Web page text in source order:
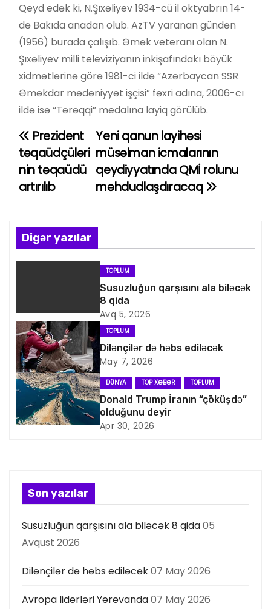
Qeyd edək ki, N.Şıxəliyev 1934-cü il oktyabrın 14-
də Bakıda anadan olub. AzTV yaranan gündən
(1956) burada çalışıb. Əmək veteranı olan N.
Şıxəliyev milli televiziyanın inkişafındakı böyük
xidmətlərinə görə 1981-ci ildə “Azərbaycan SSR
Əməkdar mədəniyyət işçisi” fəxri adına, 2006-cı
ildə isə “Tərəqqi” medalına layiq görülüb.
Y
a
z
n
a
i
q
a
s
i
s
ı
Yeni qanun layihəsi
müsəlman icmalarının
qeydiyyatında QMİ rolunu
məhdudlaşdıracaq
Prezident
təqaüdçüləri
nin təqaüdü
artırılıb
Digər yazılar
TOPLUM
Susuzluğun qarşısını ala biləcək
8 qida
Avq 5, 2026
TOPLUM
Dilənçilər də həbs ediləcək
May 7, 2026
DÜNYA TOP XƏBƏR TOPLUM
Donald Trump İranın “çöküşdə”
olduğunu deyir
Apr 30, 2026
Son yazılar
Susuzluğun qarşısını ala biləcək 8 qida05
Avqust 2026
Dilənçilər də həbs ediləcək07 May 2026
Avropa liderləri Yerevanda07 May 2026